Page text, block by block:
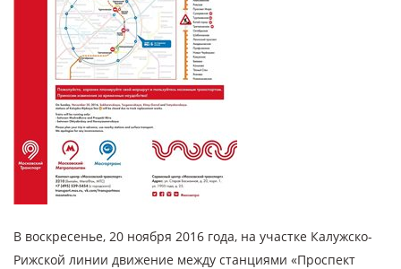
В воскресенье, 20 ноября 2016 года, на участке Калужско-
Рижской линии движение между станциями «Проспект